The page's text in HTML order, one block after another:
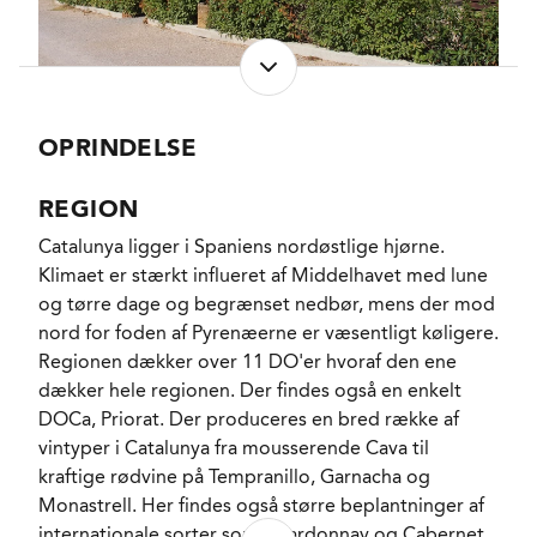
har noget han skal bevise. Druerne er fortsat
hovedsageligt de traditionelle spanske Macabeu,
Xarel-lo og Parellada, men lidt Chardonnay har også
perfekt modnede druer høstes flere parceller ad
parceller rundt omkring på de mest prestigiøse
Terroirs i Penedès, blandt andet Terrasses del Bitlles,
Turó del Mosset og familiens monopol Masia Sabaté
I Coca, og overalt dyrkes druerne nu økologisk
kontrolleret af ”Consell Català de la Producció
Agrària Ecològica” (CCPAE).
Vinene fra de forskellige terroirs og druer et gæret
hver for sig og sammenstukket til den endelige
cuvée i december, som er fyldt på flasker og
OPRINDELSE
REGION
Catalunya ligger i Spaniens nordøstlige hjørne.
Klimaet er stærkt influeret af Middelhavet med lune
og tørre dage og begrænset nedbør, mens der mod
nord for foden af Pyrenæerne er væsentligt køligere.
Regionen dækker over 11 DO'er hvoraf den ene
dækker hele regionen. Der findes også en enkelt
DOCa, Priorat. Der produceres en bred række af
vintyper i Catalunya fra mousserende Cava til
kraftige rødvine på Tempranillo, Garnacha og
Monastrell. Her findes også større beplantninger af